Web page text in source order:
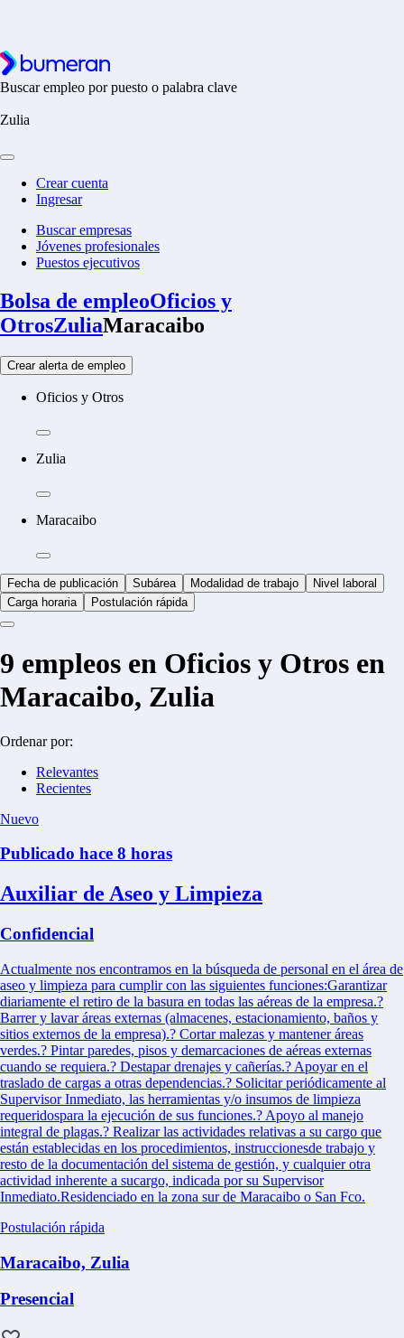
Buscar empleo por puesto o palabra clave
Zulia
Crear cuenta
Ingresar
Buscar empresas
Jóvenes profesionales
Puestos ejecutivos
Bolsa de empleoOficios y
OtrosZuliaMaracaibo
Crear alerta de empleo
Oficios y Otros
Zulia
Maracaibo
Fecha de publicación Subárea Modalidad de trabajo
Nivel laboral
Carga horaria
Postulación rápida
9 empleos en Oficios y Otros en
Maracaibo, Zulia
Ordenar por:
Relevantes
Recientes
Nuevo
Publicado hace 8 horas
Auxiliar de Aseo y Limpieza
Confidencial
Actualmente nos encontramos en la búsqueda de personal en el área de
aseo y limpieza para cumplir con las siguientes funciones:Garantizar
diariamente el retiro de la basura en todas las aéreas de la empresa.?
Barrer y lavar áreas externas (almacenes, estacionamiento, baños y
sitios externos de la empresa).? Cortar malezas y mantener áreas
verdes.? Pintar paredes, pisos y demarcaciones de aéreas externas
cuando se requiera.? Destapar drenajes y cañerías.? Apoyar en el
traslado de cargas a otras dependencias.? Solicitar periódicamente al
Supervisor Inmediato, las herramientas y/o insumos de limpieza
requeridospara la ejecución de sus funciones.? Apoyo al manejo
integral de plagas.? Realizar las actividades relativas a su cargo que
están establecidas en los procedimientos, instruccionesde trabajo y
resto de la documentación del sistema de gestión, y cualquier otra
actividad inherente a sucargo, indicada por su Supervisor
Inmediato.Residenciado en la zona sur de Maracaibo o San Fco.
Postulación rápida
Maracaibo, Zulia
Presencial